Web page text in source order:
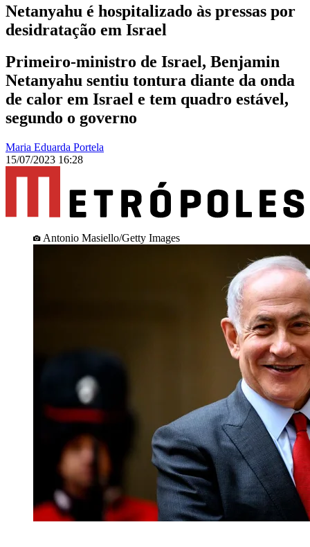
Netanyahu é hospitalizado às pressas por
desidratação em Israel
Primeiro-ministro de Israel, Benjamin
Netanyahu sentiu tontura diante da onda
de calor em Israel e tem quadro estável,
segundo o governo
Maria Eduarda Portela
15/07/2023 16:28
Antonio Masiello/Getty Images